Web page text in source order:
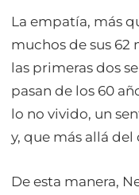
La empatía, más
muchos de sus 62
las primeras dos
pasan de los 60
lo no vivido, un
y, que más allá
De esta manera,